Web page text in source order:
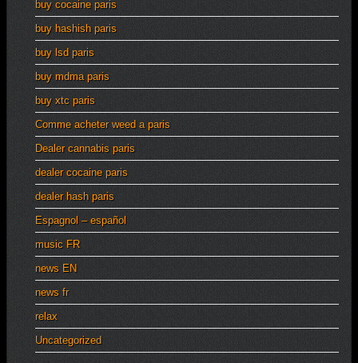
buy cocaine paris
buy hashish paris
buy lsd paris
buy mdma paris
buy xtc paris
Comme acheter weed a paris
Dealer cannabis paris
dealer cocaine paris
dealer hash paris
Espagnol – español
music FR
news EN
news fr
relax
Uncategorized